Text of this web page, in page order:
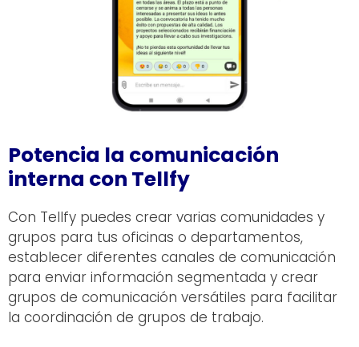
Potencia la comunicación
interna con Tellfy
Con Tellfy puedes crear varias comunidades y
grupos para tus oficinas o departamentos,
establecer diferentes canales de comunicación
para enviar información segmentada y crear
grupos de comunicación versátiles para facilitar
la coordinación de grupos de trabajo.